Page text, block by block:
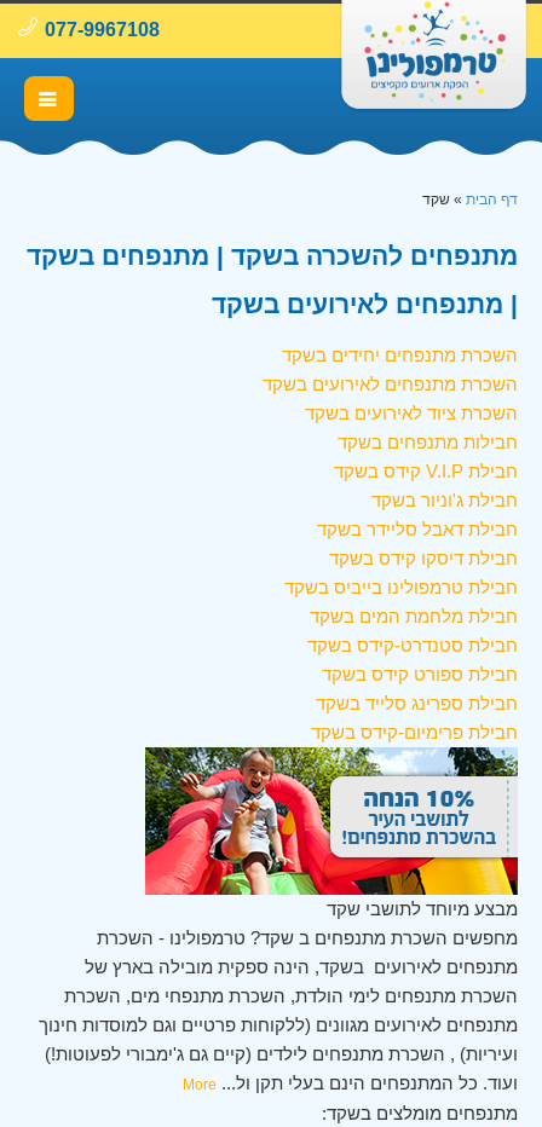
077-9967108
דף הבית » שקד
מתנפחים להשכרה בשקד | מתנפחים בשקד
| מתנפחים לאירועים בשקד
השכרת מתנפחים יחידים בשקד
השכרת מתנפחים לאירועים בשקד
השכרת ציוד לאירועים בשקד
חבילות מתנפחים בשקד
חבילת V.I.P קידס בשקד
חבילת ג'וניור בשקד
חבילת דאבל סליידר בשקד
חבילת דיסקו קידס בשקד
חבילת טרמפולינו בייביס בשקד
חבילת מלחמת המים בשקד
חבילת סטנדרט-קידס בשקד
חבילת ספורט קידס בשקד
חבילת ספרינג סלייד בשקד
חבילת פרימיום-קידס בשקד
מבצע מיוחד לתושבי שקד
מחפשים השכרת מתנפחים ב שקד? טרמפולינו - השכרת
מתנפחים לאירועים בשקד, הינה ספקית מובילה בארץ של
השכרת מתנפחים לימי הולדת, השכרת מתנפחי מים, השכרת
מתנפחים לאירועים מגוונים (ללקוחות פרטיים וגם למוסדות חינוך
ועיריות) , השכרת מתנפחים לילדים (קיים גם ג'ימבורי לפעוטות!)
ועוד. כל המתנפחים הינם בעלי תקן ול...
More
מתנפחים מומלצים בשקד: